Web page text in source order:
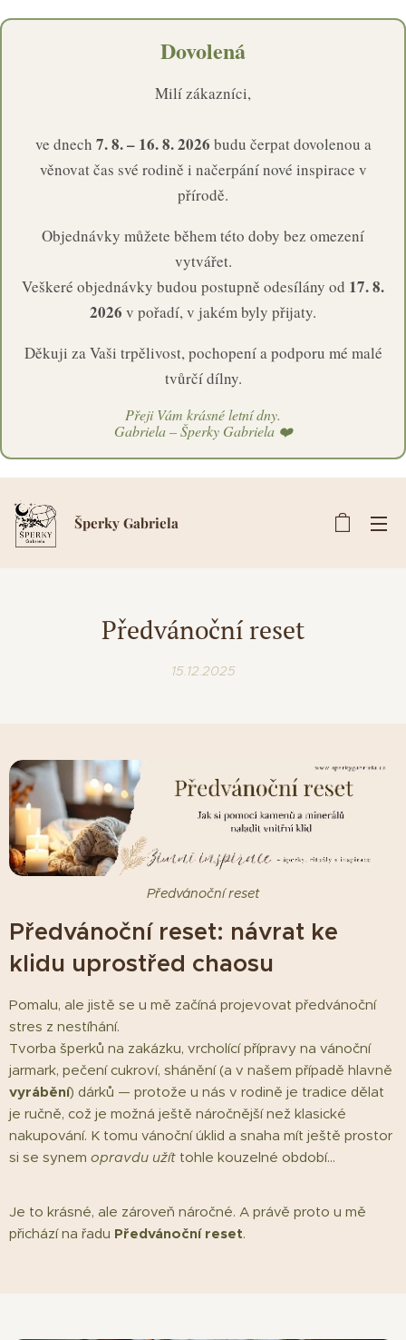
Dovolená
Milí zákazníci,
ve dnech 7. 8. – 16. 8. 2026 budu čerpat dovolenou a
věnovat čas své rodině i načerpání nové inspirace v
přírodě.
Objednávky můžete během této doby bez omezení
vytvářet.
Veškeré objednávky budou postupně odesílány od 17. 8.
2026 v pořadí, v jakém byly přijaty.
Děkuji za Vaši trpělivost, pochopení a podporu mé malé
tvůrčí dílny.
Přeji Vám krásné letní dny.
Gabriela – Šperky Gabriela ❤️
Šperky Gabriela
Předvánoční reset
15.12.2025
Předvánoční reset
Předvánoční reset: návrat ke
klidu uprostřed chaosu
Pomalu, ale jistě se u mě začíná projevovat předvánoční
stres z nestíhání.
Tvorba šperků na zakázku, vrcholící přípravy na vánoční
jarmark, pečení cukroví, shánění (a v našem případě hlavně
vyrábění) dárků — protože u nás v rodině je tradice dělat
je ručně, což je možná ještě náročnější než klasické
nakupování. K tomu vánoční úklid a snaha mít ještě prostor
si se synem opravdu užít tohle kouzelné období…
Je to krásné, ale zároveň náročné. A právě proto u mě
přichází na řadu Předvánoční reset.